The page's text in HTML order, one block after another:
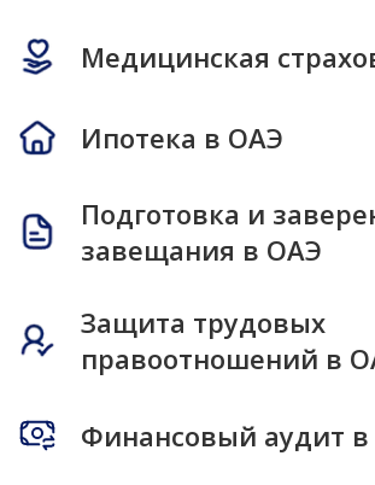
Медицинская
Ипотека в ОАЭ
Подготовка и
завещания в ОАЭ
Защита трудовых
правоотношений в
Финансовый аудит